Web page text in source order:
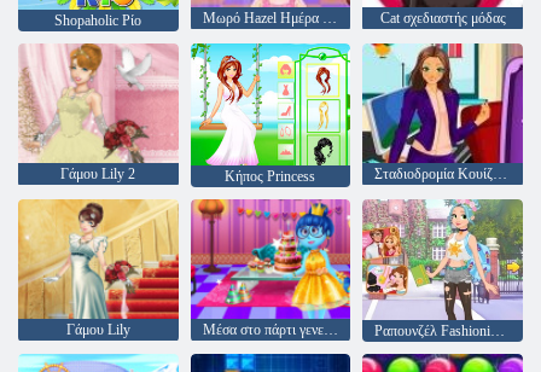
Shopaholic Ρίο Μωρό Hazel Ημέρα Μαλλιά Cat σχεδιαστής μόδας
Γάμου Lily 2 Κήπος Princess Σταδιοδρομία Κουίζ μου
Γάμου Lily Μέσα στο πάρτι γενεθλίων Ραπουνζέλ Fashionista για το Go